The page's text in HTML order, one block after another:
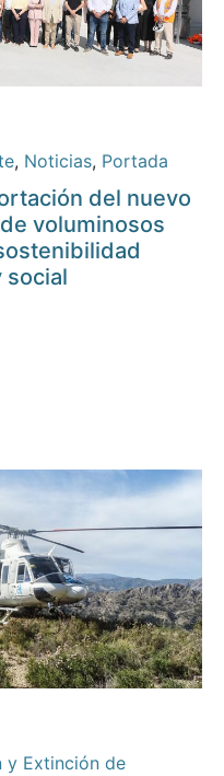
, Noticias, Portada
del nuevo
voluminosos
social
y Extinción de